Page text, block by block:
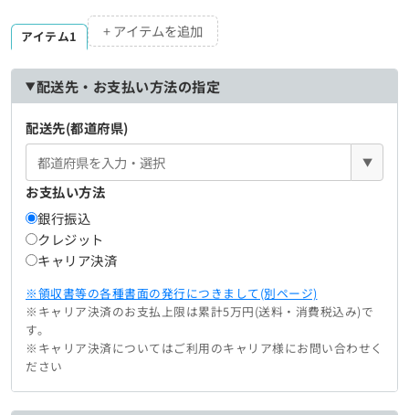
アイテム1 + アイテムを追加
配送先・お支払い方法の指定
配送先(都道府県)
▼
お支払い方法
銀行振込
クレジット
キャリア決済
※領収書等の各種書面の発行につきまして(別ページ)
※キャリア決済のお支払上限は累計5万円(送料・消費税込み)で
す。
※キャリア決済についてはご利用のキャリア様にお問い合わせく
ださい